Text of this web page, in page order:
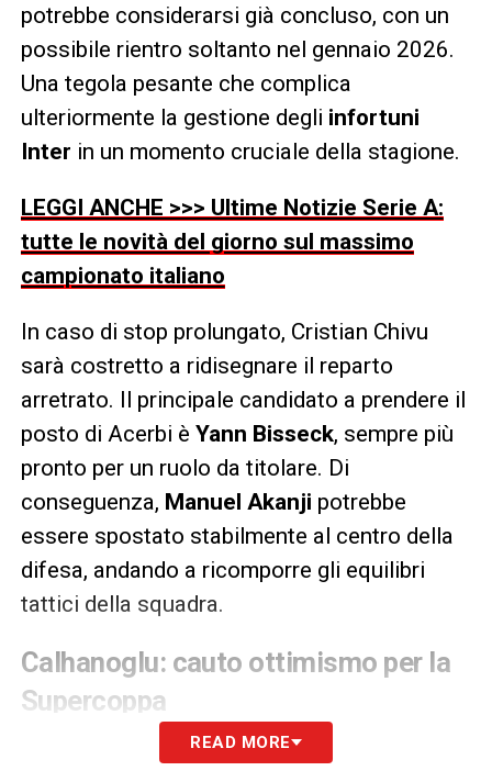
potrebbe considerarsi già concluso, con un
possibile rientro soltanto nel gennaio 2026.
Una tegola pesante che complica
ulteriormente la gestione degli infortuni
Inter in un momento cruciale della stagione.
LEGGI ANCHE >>> Ultime Notizie Serie A:
tutte le novità del giorno sul massimo
campionato italiano
In caso di stop prolungato, Cristian Chivu
sarà costretto a ridisegnare il reparto
arretrato. Il principale candidato a prendere il
posto di Acerbi è Yann Bisseck, sempre più
pronto per un ruolo da titolare. Di
conseguenza, Manuel Akanji potrebbe
essere spostato stabilmente al centro della
difesa, andando a ricomporre gli equilibri
tattici della squadra.
Calhanoglu: cauto ottimismo per la
Supercoppa
Più incoraggianti sembrano invece le notizie
READ MORE